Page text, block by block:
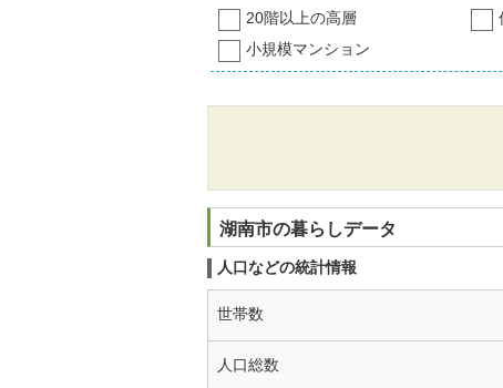
20階以上の高層
小規模マンション
湖南市の暮らしデータ
人口などの統計情報
世帯数
人口総数